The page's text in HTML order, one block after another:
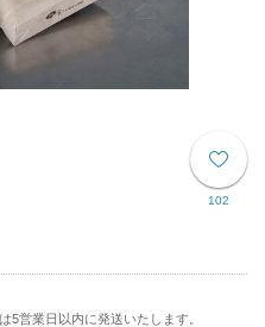
102
5営業日以内に発送いたします。